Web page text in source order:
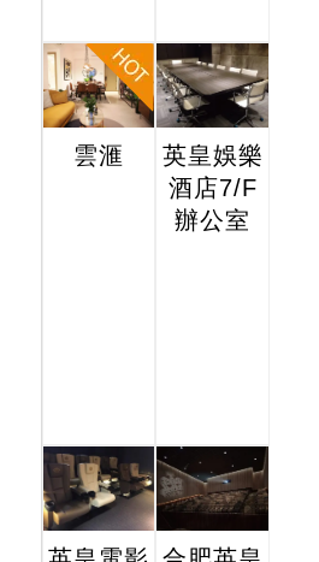
雲滙
英皇娛樂
酒店7/F
辦公室